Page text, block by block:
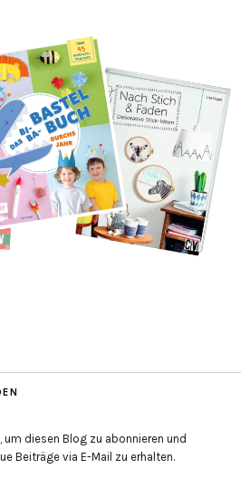
um diesen Blog zu abonnieren und
Beiträge via E-Mail zu erhalten.